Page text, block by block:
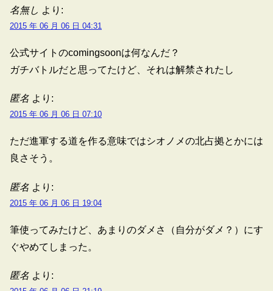
名無し より:
2015 年 06 月 06 日 04:31
公式サイトのcomingsoonは何なんだ？
ガチバトルだと思ってたけど、それは解禁されたし
匿名 より:
2015 年 06 月 06 日 07:10
ただ進軍する道を作る意味ではシオノメの北占拠とかには
良さそう。
匿名 より:
2015 年 06 月 06 日 19:04
筆使ってみたけど、あまりのダメさ（自分がダメ？）にす
ぐやめてしまった。
匿名 より: